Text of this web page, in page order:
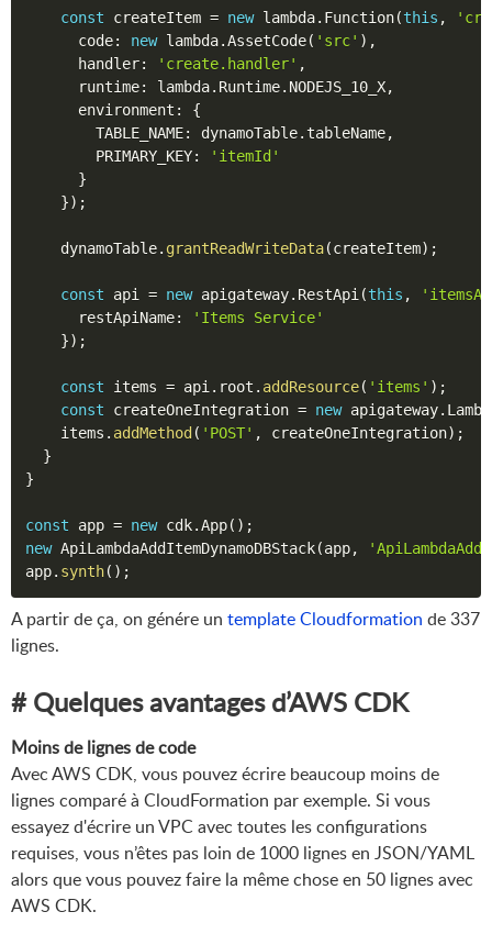
const createItem = new lambda. Function(this ,
      code
: new lambda.AssetCode( 'src' ) ,
      handler
: 'create.handler' ,
      runtime
: lambda. Runtime. NODEJS_10_X,
      environment
:
{
        TABLE_NAME
: dynamoTable.tableName,
        PRIMARY_KEY
:
'itemId'
}
}) ;
    dynamoTable
. grantReadWriteData(createItem) ;
const api = new apigateway. RestApi (this ,
      restApiName
:
'Items Service'
}) ;
const items = api . root . addResource( 'items' ) ;
const createOneIntegration = new apigateway.
    items
. addMethod ( 'POST' , createOneIntegration) ;
}
}
const app = new cdk.App( ) ;
new ApiLambdaAddItemDynamoDBStack(app,
app. synth( ) ;
A partir de ça, on génére un template Cloudformation de 337
lignes.
# Quelques avantages d’AWS CDK
Moins de lignes de code
Avec AWS CDK, vous pouvez écrire beaucoup moins de
lignes comparé à CloudFormation par exemple. Si vous
essayez d'écrire un VPC avec toutes les configurations
requises, vous n’êtes pas loin de 1000 lignes en JSON/YAML
alors que vous pouvez faire la même chose en 50 lignes avec
AWS CDK.